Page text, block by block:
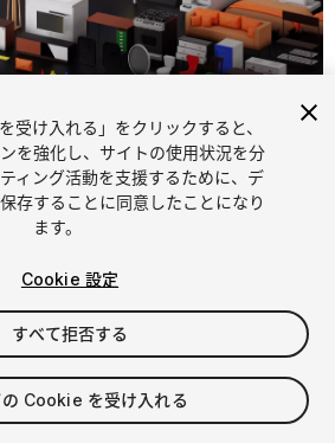
past week
受け入れる」をクリックすると、
を強化し、サイトの使用状況を分
ィング活動を支援するために、デ
存することに同意したことになり
ます。
Cookie 設定
すべて拒否する
Cookie を受け入れる